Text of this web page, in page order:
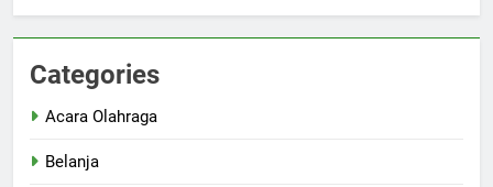
Categories
Acara Olahraga
Belanja